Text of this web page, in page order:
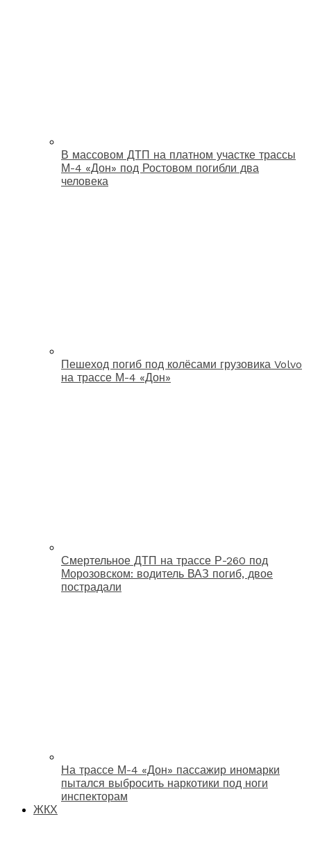
В массовом ДТП на платном участке трассы
М-4 «Дон» под Ростовом погибли два
человека
Пешеход погиб под колёсами грузовика Volvo
на трассе М-4 «Дон»
Смертельное ДТП на трассе Р-260 под
Морозовском: водитель ВАЗ погиб, двое
пострадали
На трассе М-4 «Дон» пассажир иномарки
пытался выбросить наркотики под ноги
инспекторам
ЖКХ